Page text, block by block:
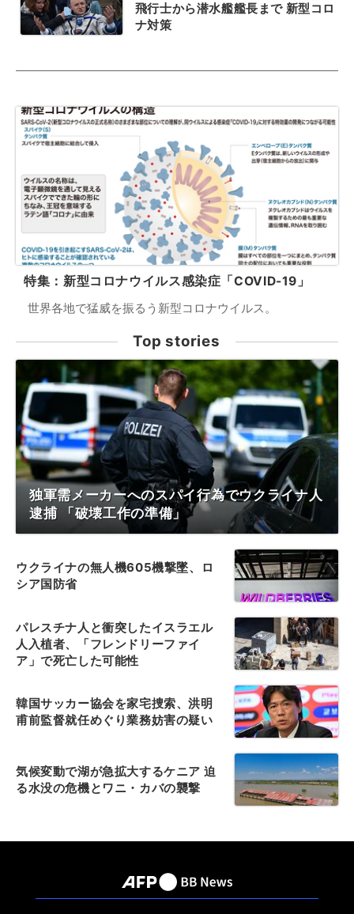
飛行士から潜水艦艦長まで 新型コロ
ナ対策
特集：新型コロナウイルス感染症「COVID-19」
世界各地で猛威を振るう新型コロナウイルス。
Top stories
独軍需メーカーへのスパイ行為でウクライナ人
逮捕 「破壊工作の準備」
ウクライナの無人機605機撃墜、ロ
シア国防省
パレスチナ人と衝突したイスラエル
人入植者、「フレンドリーファイ
ア」で死亡した可能性
韓国サッカー協会を家宅捜索、洪明
甫前監督就任めぐり業務妨害の疑い
気候変動で湖が急拡大するケニア 迫
る水没の危機とワニ・カバの襲撃